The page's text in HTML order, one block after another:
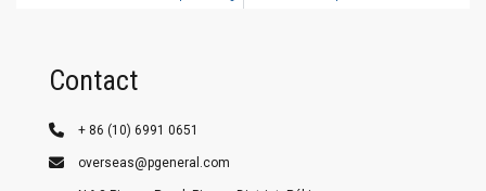
Contact
+ 86 (10) 6991 0651
overseas@pgeneral.com